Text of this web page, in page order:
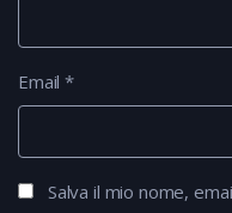
Email*
Salva il mio nome,